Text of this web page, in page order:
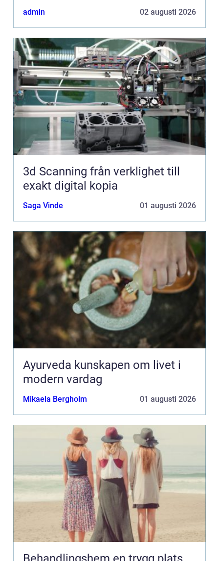
admin 02 augusti 2026
3d Scanning från verklighet till
exakt digital kopia
Saga Vinde 01 augusti 2026
Ayurveda kunskapen om livet i
modern vardag
Mikaela Bergholm 01 augusti 2026